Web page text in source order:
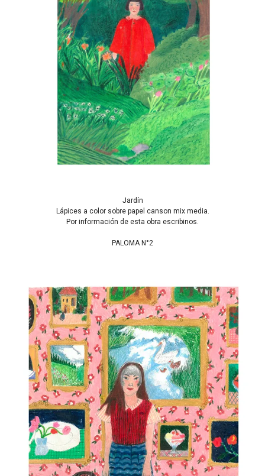
Jardín
Lápices a color sobre papel canson mix media.
Por información de esta obra escribinos.
PALOMA N°2